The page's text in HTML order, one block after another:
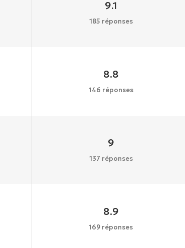
9.1
185 réponses
8.8
146 réponses
9
137 réponses
8.9
169 réponses